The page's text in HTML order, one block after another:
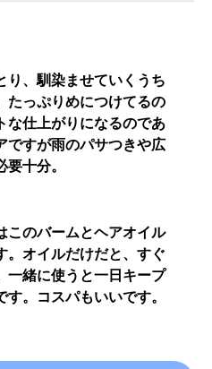
り、馴染ませていくうち
たっぷりめにつけてるの
な仕上がりになるのであ
ですが雨のパサつきや広
十分。
このバームとヘアオイル
。オイルだけだと、すぐ
一緒に使うと一日キープ
。コスパもいいです。